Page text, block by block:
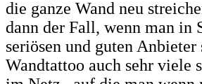
die ganze Wand neu
dann der Fall, wenn man in
seriösen und guten
Wandtattoo auch sehr viele